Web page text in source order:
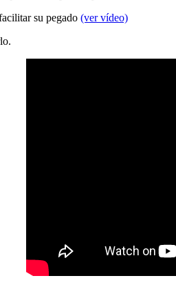
su pegado (ver vídeo)